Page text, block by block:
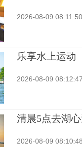
2026-08-09 08:11:50
乐享水上运动
2026-08-09
清晨5点去湖
2026-08-09